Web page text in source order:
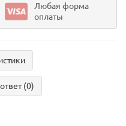
Любая форма
оплаты
(0)